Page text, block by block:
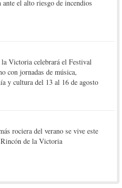
ante el alto riesgo de incendios
Victoria celebrará el Festival
con jornadas de música,
y cultura del 13 al 16 de agosto
rociera del verano se vive este
Rincón de la Victoria